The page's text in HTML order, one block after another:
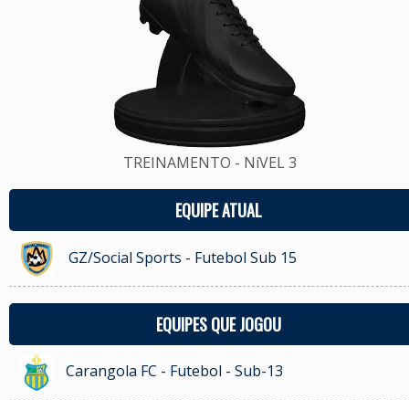
TREINAMENTO - NíVEL 3
EQUIPE ATUAL
GZ/Social Sports - Futebol Sub 15
EQUIPES QUE JOGOU
Carangola FC - Futebol - Sub-13